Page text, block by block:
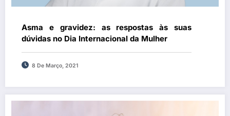
Asma e gravidez: as respostas às suas
dúvidas no Dia Internacional da Mulher
8 De Março, 2021